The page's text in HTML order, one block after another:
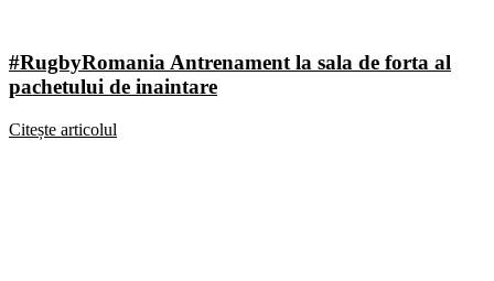
#RugbyRomania Antrenament la sala de forta al
pachetului de inaintare
Citește articolul